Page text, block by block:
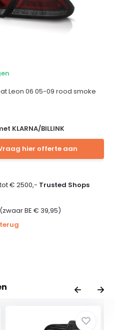
Leon 06 05-09 rood smoke
KLARNA/BILLINK
hier offerte aan
€ 2500,- Trusted Shops
(zwaar BE € 39,95)